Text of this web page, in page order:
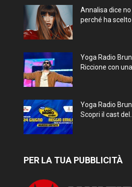
Annalisa dice
perché ha scelto
Yoga Radio
Riccione con
Yoga Radio
Scopri il cast
PER LA TUA PUBBLICITÀ